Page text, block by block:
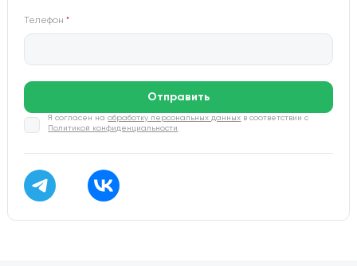
Телефон*
Отправить
Я согласен наобработку персональных данных в соответствии с
Политикой конфиденциальности .